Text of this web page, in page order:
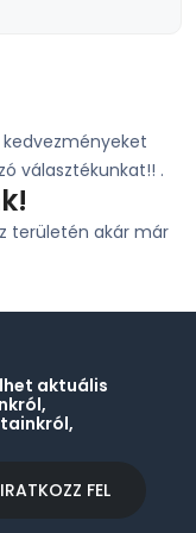
választékunkat!! .
területén akár már
aktuális
IRATKOZZ FEL